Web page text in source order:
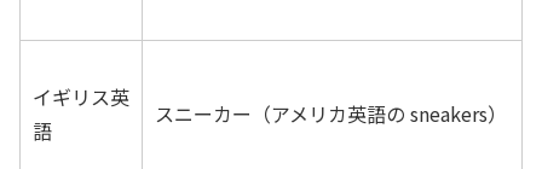
イギリス英
語
スニーカー（アメリカ英語の sneakers）